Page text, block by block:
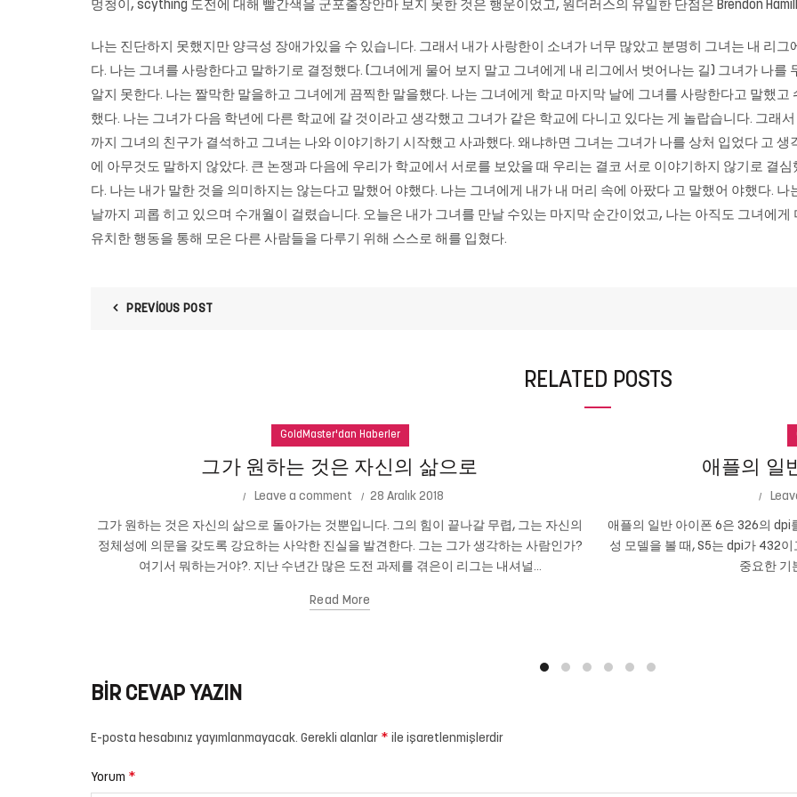
멍청이, scything 도전에 대해 빨간색을 군포출장안마 보지 못한 것은 행운이었고, 원더러스의 유일한 단점은 Brendon
나는 진단하지 못했지만 양극성 장애가있을 수 있습니다. 그래서 내가 사랑한이 소녀가 너무 많았고 분명히 그녀는 내 리
다. 나는 그녀를 사랑한다고 말하기로 결정했다. (그녀에게 물어 보지 말고 그녀에게 내 리그에서 벗어나는 길) 그녀가 나를
알지 못한다. 나는 짤막한 말을하고 그녀에게 끔찍한 말을했다. 나는 그녀에게 학교 마지막 날에 그녀를 사랑한다고 말했
했다. 나는 그녀가 다음 학년에 다른 학교에 갈 것이라고 생각했고 그녀가 같은 학교에 다니고 있다는 게 놀랍습니다. 그래
까지 그녀의 친구가 결석하고 그녀는 나와 이야기하기 시작했고 사과했다. 왜냐하면 그녀는 그녀가 나를 상처 입었다 고
에 아무것도 말하지 않았다. 큰 논쟁과 다음에 우리가 학교에서 서로를 보았을 때 우리는 결코 서로 이야기하지 않기로 결
다. 나는 내가 말한 것을 의미하지는 않는다고 말했어 야했다. 나는 그녀에게 내가 내 머리 속에 아팠다 고 말했어 야했다.
날까지 괴롭 히고 있으며 수개월이 걸렸습니다. 오늘은 내가 그녀를 만날 수있는 마지막 순간이었고, 나는 아직도 그녀에
유치한 행동을 통해 모은 다른 사람들을 다루기 위해 스스로 해를 입혔다.
PREVIOUS POST
RELATED POSTS
GoldMaster'dan Haberler
그가 원하는 것은 자신의 삶으로
Leave a comment 28 Aralık 2018
그가 원하는 것은 자신의 삶으로 돌아가는 것뿐입니다. 그의 힘이 끝나갈 무렵, 그는 자신의
정체성에 의문을 갖도록 강요하는 사악한 진실을 발견한다. 그는 그가 생각하는 사람인가?
여기서 뭐하는거야?. 지난 수년간 많은 도전 과제를 겪은이 리그는 내셔널...
Read More
애플의 일
애플의 일반 아이폰 6은 326의 dpi
성 모델을 볼 때, S5는 dpi가 432
중요한 기
BIR CEVAP YAZIN
E-posta hesabınız yayımlanmayacak. Gerekli alanlar * ile işaretlenmişlerdir
Yorum *